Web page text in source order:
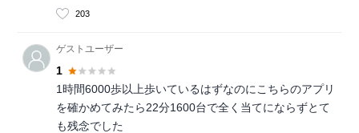
203
ゲストユーザー
1
1時間6000歩以上歩いているはずなのにこちらのアプリ
を確かめてみたら22分1600台で全く当てにならずとて
も残念でした